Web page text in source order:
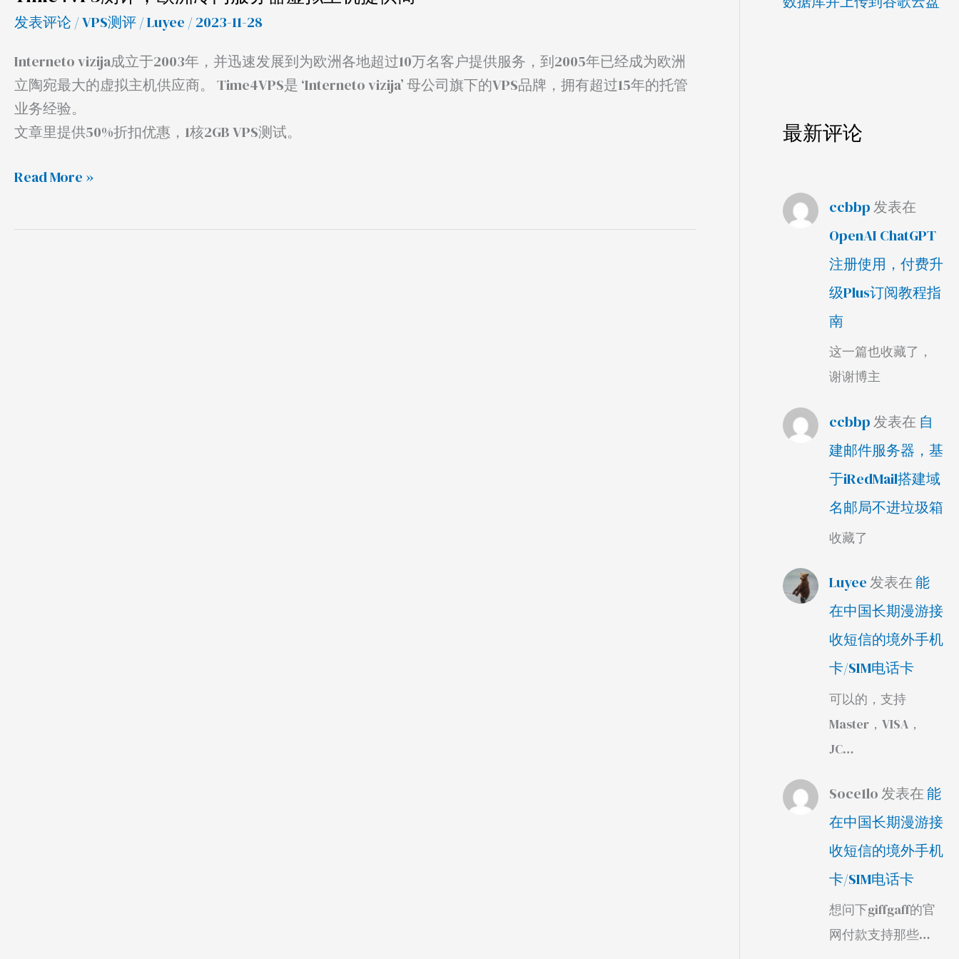
发表评论 /VPS测评/Luyee / 2023-11-28
Interneto vizija成立于2003年，并迅速发展到为欧洲各地超过10万名客户提供服务，到2005年已经成为欧洲
立陶宛最大的虚拟主机供应商。 Time4VPS是 ‘Interneto vizija’ 母公司旗下的VPS品牌，拥有超过15年的托管
业务经验。
文章里提供50%折扣优惠，1核2GB VPS测试。
虚
拟
主
机
提
供
Read More »
最新评论
ccbbp发表在
OpenAI ChatGPT
注册使用，付费升
级Plus订阅教程指
南
这一篇也收藏了，
谢谢博主
ccbbp发表在 自
建邮件服务器，基
于iRedMail搭建域
名邮局不进垃圾箱
收藏了
Luyee发表在能
在中国长期漫游接
收短信的境外手机
卡/SIM电话卡
可以的，支持
Master，VISA，
JC…
Soce1lo发表在能
在中国长期漫游接
收短信的境外手机
卡/SIM电话卡
想问下giffgaff的官
网付款支持那些…